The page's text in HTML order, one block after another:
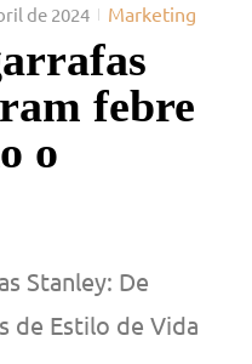
de 2024 Marketing
febre
o
Stanley: De
de Estilo de Vida